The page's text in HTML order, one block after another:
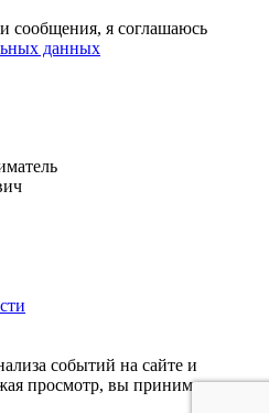
сообщения, я соглашаюсь
данных
событий на сайте и
просмотр, вы принимаете